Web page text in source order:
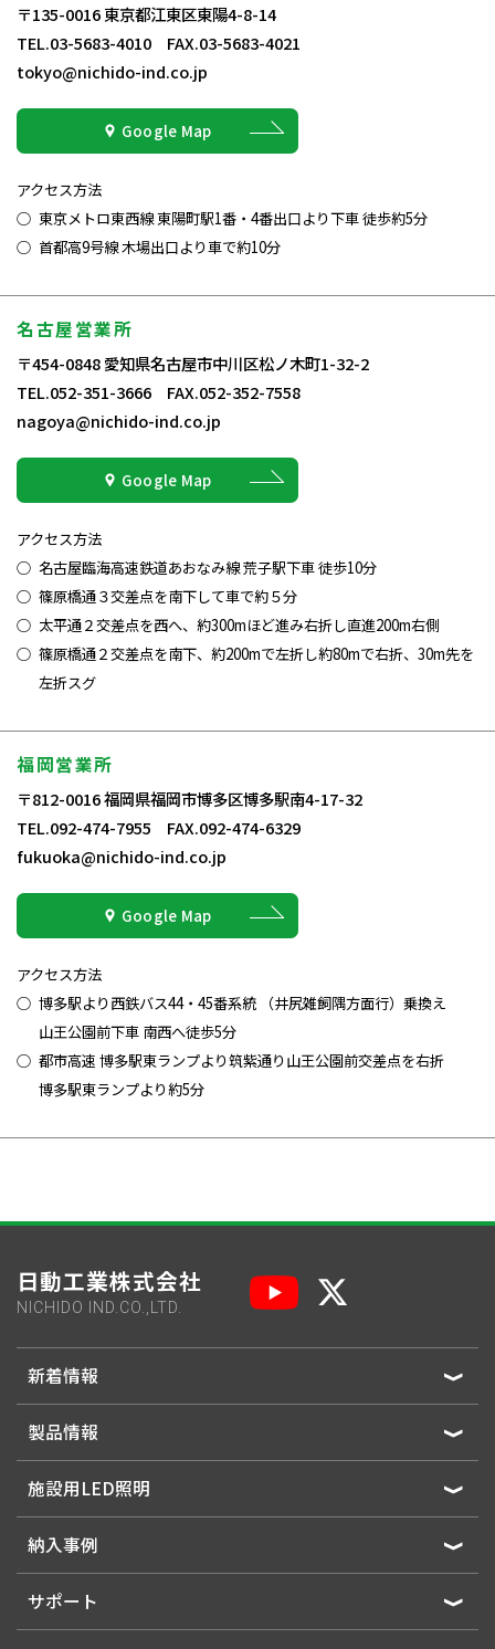
〒135-0016 東京都江東区東陽4-8-14
TEL.03-5683-4010 FAX.03-5683-4021
tokyo@nichido-ind.co.jp
Google Map
アクセス方法
東京メトロ東西線 東陽町駅1番・4番出口より下車 徒歩約5分
首都高9号線 木場出口より車で約10分
名古屋営業所
〒454-0848 愛知県名古屋市中川区松ノ木町1-32-2
TEL.052-351-3666 FAX.052-352-7558
nagoya@nichido-ind.co.jp
Google Map
アクセス方法
名古屋臨海高速鉄道あおなみ線 荒子駅下車 徒歩10分
篠原橋通３交差点を南下して車で約５分
太平通２交差点を西へ、約300mほど進み右折し直進200m右側
篠原橋通２交差点を南下、約200mで左折し約80mで右折、30m先を
左折スグ
福岡営業所
〒812-0016 福岡県福岡市博多区博多駅南4-17-32
TEL.092-474-7955 FAX.092-474-6329
fukuoka@nichido-ind.co.jp
Google Map
アクセス方法
博多駅より西鉄バス44・45番系統 （井尻雑飼隅方面行）乗換え
山王公園前下車 南西へ徒歩5分
都市高速 博多駅東ランプより筑紫通り山王公園前交差点を右折
博多駅東ランプより約5分
日動工業株式会社
NICHIDO IND.CO.,LTD.
新着情報
製品情報
施設用LED照明
納入事例
サポート